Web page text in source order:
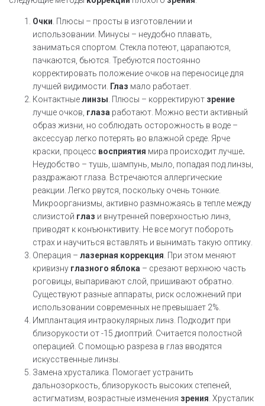
Очки. Плюсы – просты в изготовлении и
использовании. Минусы – неудобно плавать,
заниматься спортом. Стекла потеют, царапаются,
пачкаются, бьются. Требуются постоянно
корректировать положение очков на переносице для
лучшей видимости. Глаз мало работает.
Контактныелинзы. Плюсы – корректируют зрение
лучше очков, глаза работают. Можно вести активный
образ жизни, но соблюдать осторожность в воде –
аксессуар легко потерять во влажной среде. Ярче
краски, процесс восприятия мира происходит лучше.
Неудобство – тушь, шампунь, мыло, попадая под линзы,
раздражают глаза. Встречаются аллергические
реакции. Легко рвутся, поскольку очень тонкие.
Микроорганизмы, активно размножаясь в тепле между
слизистой глаз и внутренней поверхностью линз,
приводят к конъюнктивиту. Не все могут побороть
страх и научиться вставлять и вынимать такую оптику.
Операция – лазерная коррекция. При этом меняют
кривизну глазного яблока – срезают верхнюю часть
роговицы, выпаривают слой, пришивают обратно.
Существуют разные аппараты, риск осложнений при
использовании современных не превышает 2%.
Имплантация интраокулярных линз. Подходит при
близорукости от -15 диоптрий. Считается полостной
операцией. С помощью разреза в глаз вводятся
искусственные линзы.
Замена хрусталика. Помогает устранить
дальнозоркость, близорукость высоких степеней,
астигматизм, возрастные изменения зрения. Хрусталик